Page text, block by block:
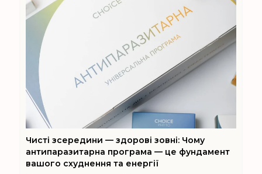
Чисті зсередини — здорові зовні: Чому
антипаразитарна програма — це фундамент
вашого схуднення та енергії